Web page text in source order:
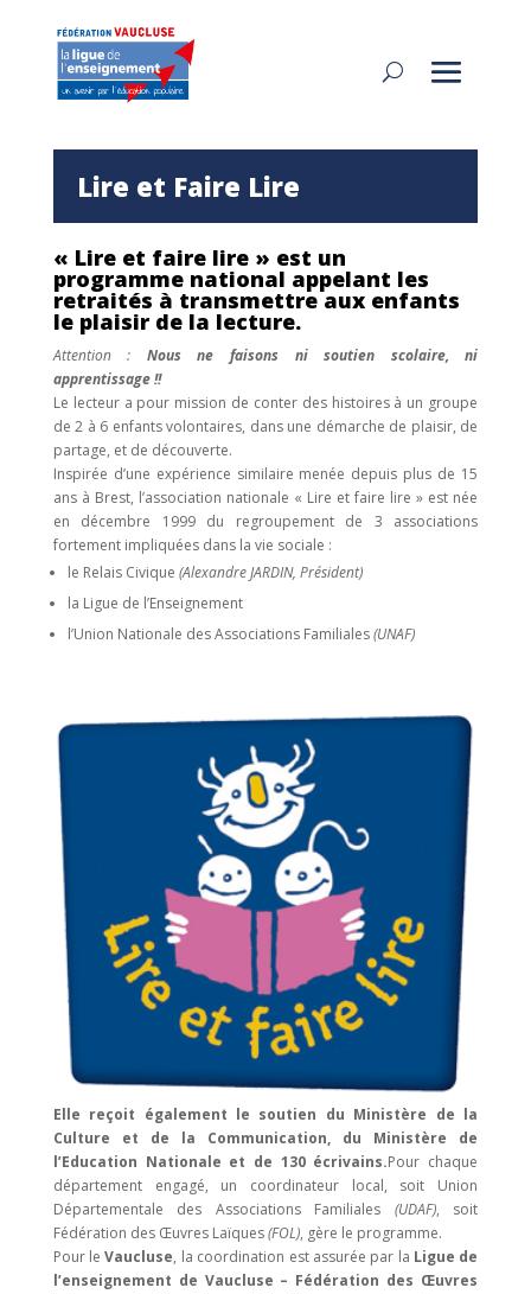
Lire et Faire Lire
« Lire et faire lire » est un
programme national appelant les
retraités à transmettre aux enfants
le plaisir de la lecture.
Attention : Nous ne faisons ni soutien scolaire, ni
apprentissage !!
Le lecteur a pour mission de conter des histoires à un groupe
de 2 à 6 enfants volontaires, dans une démarche de plaisir, de
partage, et de découverte.
Inspirée d’une expérience similaire menée depuis plus de 15
ans à Brest, l’association nationale « Lire et faire lire » est née
en décembre 1999 du regroupement de 3 associations
fortement impliquées dans la vie sociale :
le Relais Civique (Alexandre JARDIN, Président)
la Ligue de l’Enseignement
l’Union Nationale des Associations Familiales(UNAF)
Elle reçoit également le soutien du Ministère de la
Culture et de la Communication, du Ministère de
l’Education Nationale et de 130 écrivains.Pour chaque
département engagé, un coordinateur local, soit Union
Départementale des Associations Familiales (UDAF), soit
Fédération des Œuvres Laïques(FOL), gère le programme.
Pour leVaucluse, la coordination est assurée par la Ligue de
l’enseignement de Vaucluse – Fédération des Œuvres